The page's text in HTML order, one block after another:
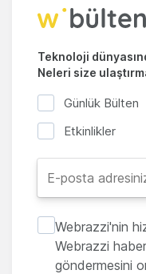
Teknoloji
Neleri size
Günlük Bülten
Etkinlikler
Webrazzi'nin
Webrazzi
göndermesini